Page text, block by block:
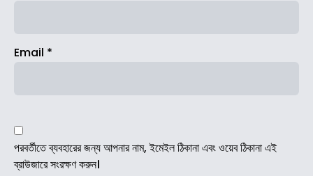
Email *
পরবর্তীতে ব্যবহারের জন্য আপনার নাম, ইমেইল ঠিকানা এবং ওয়েব ঠিকানা এই
ব্রাউজারে সংরক্ষণ করুন।